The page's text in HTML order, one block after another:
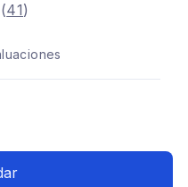
(41)